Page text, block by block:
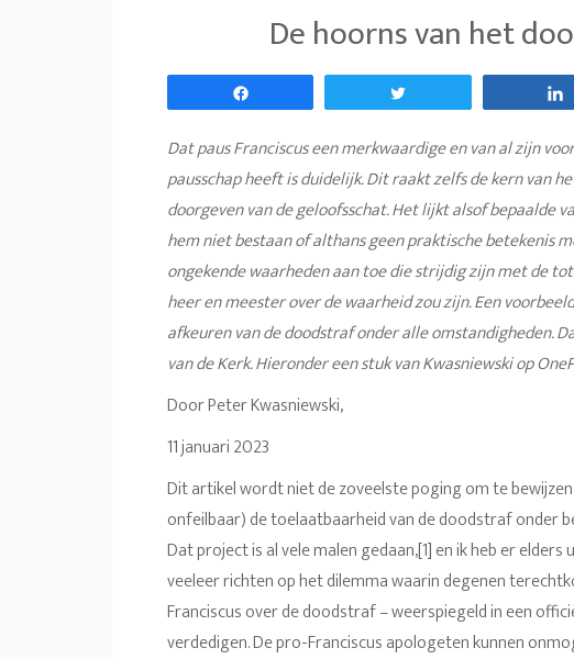
De hoorns van het
Dat paus Franciscus een merkwaardige en van al zijn
pausschap heeft is duidelijk. Dit raakt zelfs de kern van
doorgeven van de geloofsschat. Het lijkt alsof bepaalde
hem niet bestaan of althans geen praktische betekenis
ongekende waarheden aan toe die strijdig zijn met de
heer en meester over de waarheid zou zijn. Een
afkeuren van de doodstraf onder alle omstandigheden.
van de Kerk. Hieronder een stuk van Kwasniewski op
Door Peter Kwasniewski,
11 januari 2023
Dit artikel wordt niet de zoveelste poging om te
onfeilbaar) de toelaatbaarheid van de doodstraf onder
Dat project is al vele malen gedaan,[1] en ik heb er
veeleer richten op het dilemma waarin degenen
Franciscus over de doodstraf – weerspiegeld in een
verdedigen. De pro-Franciscus apologeten kunnen